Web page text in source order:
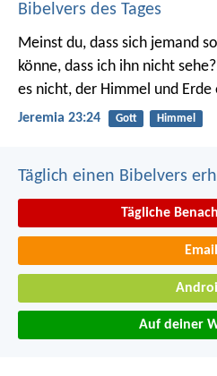
Bibelvers des Tages
Meinst du, dass sich jemand
könne, dass ich ihn nicht
es nicht, der Himmel und
Jeremia 23:24 Gott Himmel
Täglich einen Bibelvers
Tägliche
Email
Auf deiner